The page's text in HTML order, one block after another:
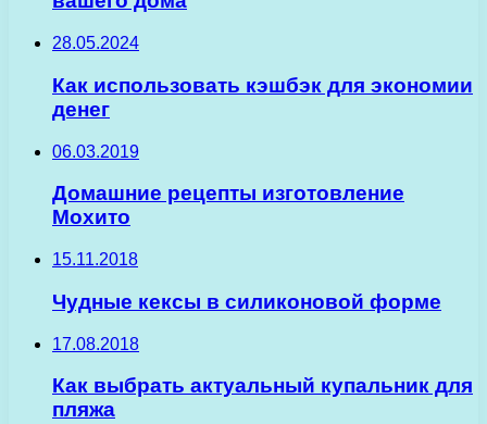
28.05.2024
Как использовать кэшбэк для экономии
денег
06.03.2019
Домашние рецепты изготовление
Мохито
15.11.2018
Чудные кексы в силиконовой форме
17.08.2018
Как выбрать актуальный купальник для
пляжа